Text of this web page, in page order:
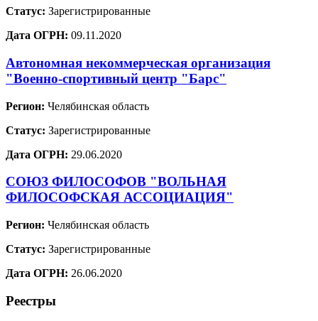
Статус: Зарегистрированные
Дата ОГРН: 09.11.2020
Автономная некоммерческая организация
"Военно-спортивный центр "Барс"
Регион: Челябинская область
Статус: Зарегистрированные
Дата ОГРН: 29.06.2020
СОЮЗ ФИЛОСОФОВ "ВОЛЬНАЯ
ФИЛОСОФСКАЯ АССОЦИАЦИЯ"
Регион: Челябинская область
Статус: Зарегистрированные
Дата ОГРН: 26.06.2020
Реестры